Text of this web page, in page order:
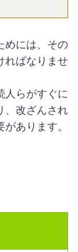
めには、その
ればなりませ
人らがすぐに
、改ざんされ
あります。